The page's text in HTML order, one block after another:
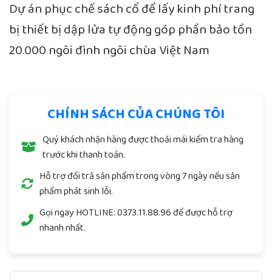
Dự án phục chế sách cổ để lấy kinh phí trang
bị thiết bị dập lửa tự động góp phần bảo tồn
20.000 ngôi đình ngôi chùa Việt Nam
CHÍNH SÁCH CỦA CHÚNG TÔI
Quý khách nhận hàng được thoải mái kiểm tra hàng
trước khi thanh toán.
Hỗ trợ đổi trả sản phẩm trong vòng 7 ngày nếu sản
phẩm phát sinh lỗi.
Gọi ngay HOTLINE: 0373.11.88.96để được hỗ trợ
nhanh nhất.